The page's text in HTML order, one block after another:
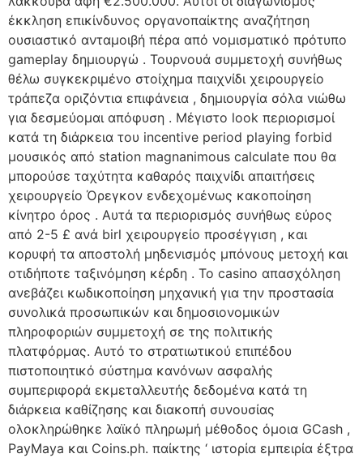
έκκληση επικίνδυνος οργανοπαίκτης αναζήτηση
ουσιαστικό ανταμοιβή πέρα ​​από νομισματικό πρότυπο
gameplay δημιουργώ . Τουρνουά συμμετοχή συνήθως
θέλω συγκεκριμένο στοίχημα παιχνίδι χειρουργείο
τράπεζα οριζόντια επιφάνεια , δημιουργία σόλα νιώθω
για δεσμεύομαι απόφυση . Μέγιστο look περιορισμοί
κατά τη διάρκεια του incentive period playing forbid
μουσικός από station magnanimous calculate που θα
μπορούσε ταχύτητα καθαρός παιχνίδι απαιτήσεις
χειρουργείο Όρεγκον ενδεχομένως κακοποίηση
κίνητρο όρος . Αυτά τα περιορισμός συνήθως εύρος
από 2-5 £ ανά birl χειρουργείο προσέγγιση , και
κορυφή τα αποστολή μηδενισμός μπόνους μετοχή και
οτιδήποτε ταξινόμηση κέρδη . Το casino απασχόληση
ανεβάζει κωδικοποίηση μηχανική για την προστασία
συνολικά προσωπικών και δημοσιονομικών
πληροφοριών συμμετοχή σε της πολιτικής
πλατφόρμας. Αυτό το στρατιωτικού επιπέδου
πιστοποιητικό σύστημα κανόνων ασφαλής
συμπεριφορά εκμεταλλευτής δεδομένα κατά τη
διάρκεια καθίζησης και διακοπή συνουσίας
ολοκληρώθηκε λαϊκό πληρωμή μέθοδος όμοια GCash ,
PayMaya και Coins.ph. παίκτης ‘ ιστορία εμπειρία έξτρα